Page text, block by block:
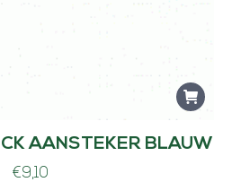
AANSTEKER BLAUW
€9,10